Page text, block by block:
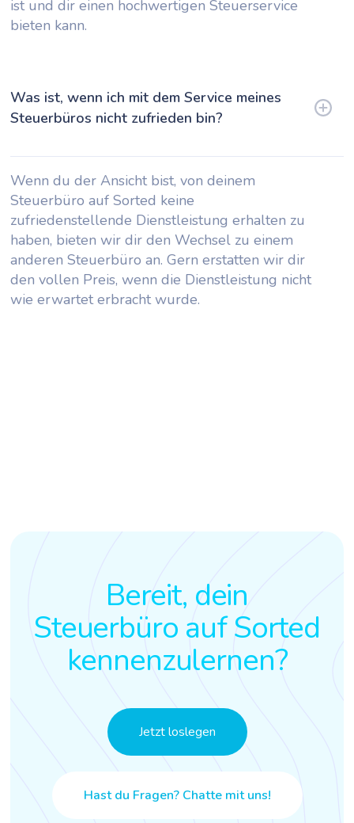
ist und dir einen hochwertigen Steuerservice
bieten kann.
Was ist, wenn ich mit dem Service meines
Steuerbüros nicht zufrieden bin?
Wenn du der Ansicht bist, von deinem
Steuerbüro auf Sorted keine
zufriedenstellende Dienstleistung erhalten zu
haben, bieten wir dir den Wechsel zu einem
anderen Steuerbüro an. Gern erstatten wir dir
den vollen Preis, wenn die Dienstleistung nicht
wie erwartet erbracht wurde.
Bereit, dein
Steuerbüro auf Sorted
kennenzulernen?
Jetzt loslegen
Hast du Fragen? Chatte mit uns!